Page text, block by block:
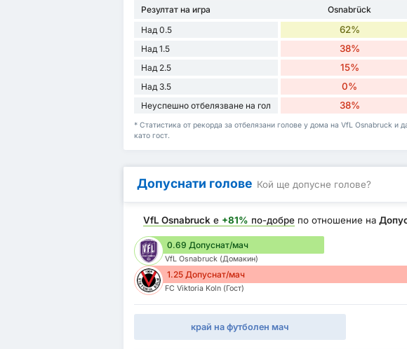
Резултат на игра Osnabrück
Над 0.5
62%
Над 1.5 38%
Над 2.5 15%
Над 3.5 0%
Неуспешно отбелязване на гол 38%
* Статистика от рекорда за отбелязани голове у дома на VfL Osnabruck и
като гост.
Допуснати голове Кой ще допусне голове?
VfL Osnabruck е +81% по-добре по отношение на
0.69 Допуснат/мач
VfL Osnabruck (Домакин)
1.25 Допуснат/мач
FC Viktoria Koln (Гост)
край на футболен мач